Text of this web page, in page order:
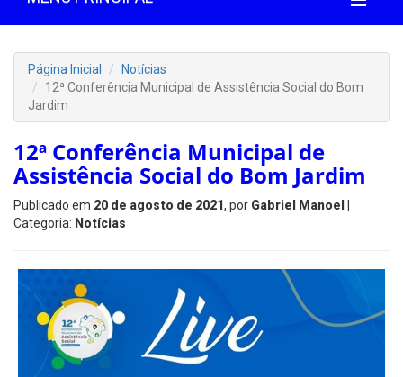
Página Inicial
Notícias
12ª Conferência Municipal de Assistência Social do Bom
Jardim
12ª Conferência Municipal de
Assistência Social do Bom Jardim
Publicado em 20 de agosto de 2021, por Gabriel Manoel
Categoria: Notícias